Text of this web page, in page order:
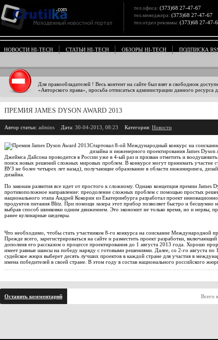
тел.офиса: (373)68 27-47-67
тел.менеджера: (373)68 27-47-67
тел.отдел рекламы: (373)68 27-47-
НОВОСТИ HI-TECH СТАТЬИ HI-TECH ОБЗОРЫ HI-TECH ПОДПИСКА
Для правообладателей ! Весь контент на сайте был взят в свободном
«Авторского права», просьба отписаться администрации данного ресурса
ПРЕМИЯ JAMES DYSON AWARD 2013
Автор статьи: admins Дата: 30-04-2013, 08:23 Категория: Новости
Стартовал 8-ой Международный конкурс на
дизайна и инженерного проектирования James
Джеймса Дайсона проводится в России уже в 4-ый раз и призван отметить и
поиск новых решений сложных мировых проблем. В конкурсе могут принимать участие
ВУЗ не более четырех лет назад), получающие образование в области инжиниринга,
дизайна.
По законам развития все идет от простого к сложному. Однако концепция премии James
противоположное направление: преодоление сложных проблем с помощью простых
национального этапа Андрей Кокорин из Екатеринбурга разработал проект
продуктов питания Blitz. При помощи лазера этот прибор позволяет быстро и бесшумно
выбрав способ шинковки одним движением. Это экономит не только время, но и нервы,
ранее кулинарные шедевры.
Что необходимо, чтобы стать участником 8-го конкурса на соискание Международной
Прежде всего, зарегистрироваться на сайте и разместить проект разработки,
дополнив его рассказом о процессе проектирования до 1 августа 2013 года. Хорошо
имеет равные шансы на победу наряду с готовыми решениями. Далее, со 2-го августа по
судейское жюри выберет десять лучших проектов в каждой стране для участия в
имена победителей в своей стране. В этом году в состав национального российского
Оставить комментарий Всего